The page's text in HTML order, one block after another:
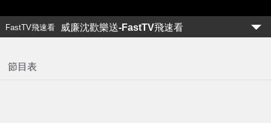
FastTV飛速看 威廉沈歡樂送-FastTV飛速看
節目表